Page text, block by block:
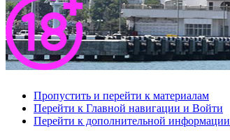
Пропустить и перейти к материалам
Перейти к Главной навигации и Войти
Перейти к дополнительной информации